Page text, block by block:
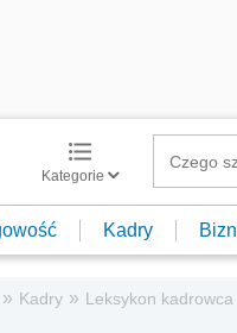
Kategorie
Kadry
» Kadry » Leksykon kadrowca